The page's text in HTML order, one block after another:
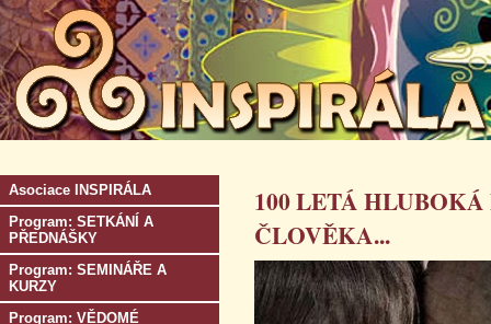
Asociace INSPIRÁLA
Program: SETKÁNÍ A
PŘEDNÁŠKY
Program: SEMINÁŘE A
KURZY
Program: VĚDOMÉ
100 LETÁ
ČLOVĚKA...